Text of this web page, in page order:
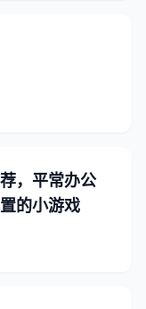
，平常办公
的小游戏